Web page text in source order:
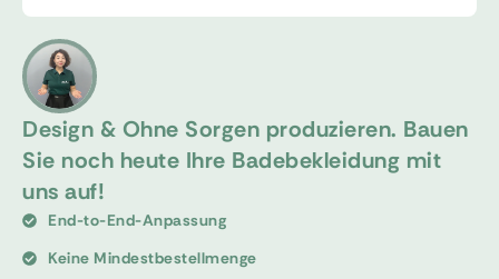
Design & Ohne Sorgen produzieren. Bauen
Sie noch heute Ihre Badebekleidung mit
uns auf!
End-to-End-Anpassung
Keine Mindestbestellmenge